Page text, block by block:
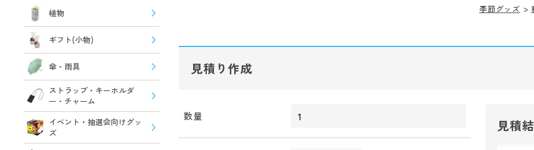
植物
ギフト(小物)
傘・雨具
ストラップ・キーホルダ
ー・チャーム
イベント・抽選会向けグッ
ズ
季節グッズ >
見積り作成
数量
見積